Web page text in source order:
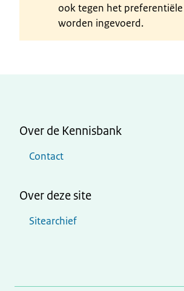
ook tegen het
worden ingevoerd.
Over de Kennisbank
Contact
Over deze site
Sitearchief